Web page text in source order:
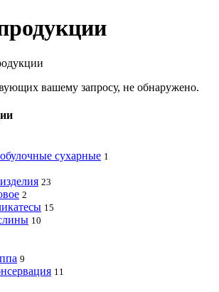
вашему запросу, не обнаружено.
сухарные 1
23
2
15
10
9
11